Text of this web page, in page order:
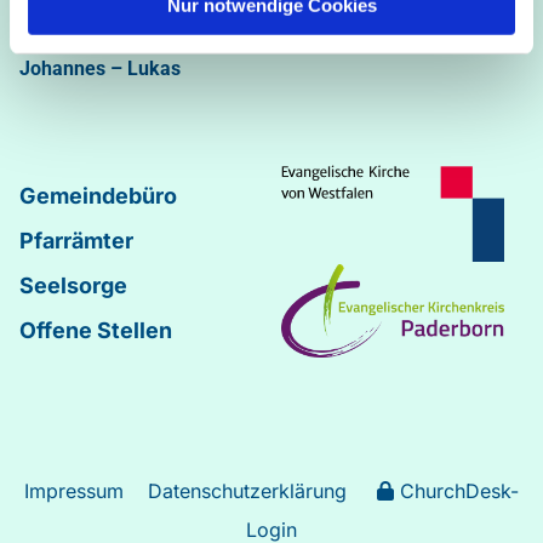
Nur notwendige Cookies
Abdinghof–Martin-Luther–Markus–Matthäus–
Johannes – Lukas
Gemeindebüro
Pfarrämter
Seelsorge
Offene Stellen
Impressum Datenschutzerklärung
ChurchDesk-
Login